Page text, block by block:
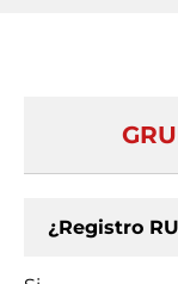
¿Registro